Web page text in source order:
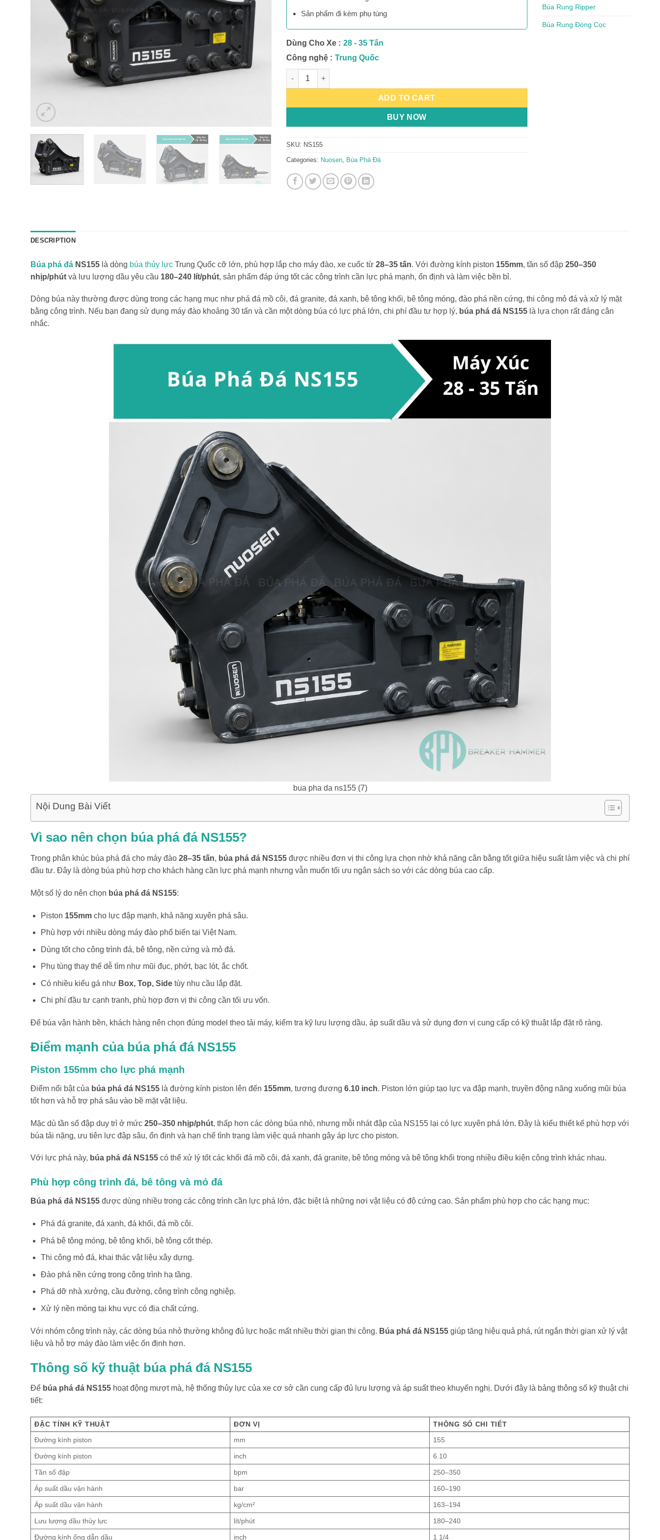
Sản phẩm đi kèm phụ tùng
Dùng Cho Xe : 28 - 35 Tấn
Công nghệ : Trung Quốc
Búa Phá Đá NS155 quantity
ADD TO CART
BUY NOW
SKU: NS155
Categories: Nuosen, Búa Phá Đá
Búa Rung Ripper
Búa Rung Đóng Cọc
DESCRIPTION
Búa phá đá NS155 là dòng búa thủy lực Trung Quốc cỡ lớn, phù hợp lắp cho máy đào, xe cuốc từ 28–35 tấn. Với đường kính piston 155mm, tần số đập 250–350
nhịp/phút và lưu lượng dầu yêu cầu 180–240 lít/phút, sản phẩm đáp ứng tốt các công trình cần lực phá mạnh, ổn định và làm việc bền bỉ.
Dòng búa này thường được dùng trong các hạng mục như phá đá mồ côi, đá granite, đá xanh, bê tông khối, bê tông móng, đào phá nền cứng, thi công mỏ đá và xử lý mặt
bằng công trình. Nếu bạn đang sử dụng máy đào khoảng 30 tấn và cần một dòng búa có lực phá lớn, chi phí đầu tư hợp lý, búa phá đá NS155 là lựa chọn rất đáng cân
nhắc.
bua pha da ns155 (7)
Nội Dung Bài Viết
Vì sao nên chọn búa phá đá NS155?
Trong phân khúc búa phá đá cho máy đào 28–35 tấn, búa phá đá NS155 được nhiều đơn vị thi công lựa chọn nhờ khả năng cân bằng tốt giữa hiệu suất làm việc và chi phí
đầu tư. Đây là dòng búa phù hợp cho khách hàng cần lực phá mạnh nhưng vẫn muốn tối ưu ngân sách so với các dòng búa cao cấp.
Một số lý do nên chọn búa phá đá NS155:
Piston 155mmcho lực đập mạnh, khả năng xuyên phá sâu.
Phù hợp với nhiều dòng máy đào phổ biến tại Việt Nam.
Dùng tốt cho công trình đá, bê tông, nền cứng và mỏ đá.
Phụ tùng thay thế dễ tìm như mũi đục, phớt, bạc lót, ắc chốt.
Có nhiều kiểu gá như Box, Top, Sidetùy nhu cầu lắp đặt.
Chi phí đầu tư cạnh tranh, phù hợp đơn vị thi công cần tối ưu vốn.
Để búa vận hành bền, khách hàng nên chọn đúng model theo tải máy, kiểm tra kỹ lưu lượng dầu, áp suất dầu và sử dụng đơn vị cung cấp có kỹ thuật lắp đặt rõ ràng.
Điểm mạnh của búa phá đá NS155
Piston 155mm cho lực phá mạnh
Điểm nổi bật của búa phá đá NS155 là đường kính piston lên đến 155mm, tương đương 6.10 inch. Piston lớn giúp tạo lực va đập mạnh, truyền động năng xuống mũi búa
tốt hơn và hỗ trợ phá sâu vào bề mặt vật liệu.
Mặc dù tần số đập duy trì ở mức 250–350 nhịp/phút, thấp hơn các dòng búa nhỏ, nhưng mỗi nhát đập của NS155 lại có lực xuyên phá lớn. Đây là kiểu thiết kế phù hợp với
búa tải nặng, ưu tiên lực đập sâu, ổn định và hạn chế tình trạng làm việc quá nhanh gây áp lực cho piston.
Với lực phá này, búa phá đá NS155 có thể xử lý tốt các khối đá mồ côi, đá xanh, đá granite, bê tông móng và bê tông khối trong nhiều điều kiện công trình khác nhau.
Phù hợp công trình đá, bê tông và mỏ đá
Búa phá đá NS155 được dùng nhiều trong các công trình cần lực phá lớn, đặc biệt là những nơi vật liệu có độ cứng cao. Sản phẩm phù hợp cho các hạng mục:
Phá đá granite, đá xanh, đá khối, đá mồ côi.
Phá bê tông móng, bê tông khối, bê tông cốt thép.
Thi công mỏ đá, khai thác vật liệu xây dựng.
Đào phá nền cứng trong công trình hạ tầng.
Phá dỡ nhà xưởng, cầu đường, công trình công nghiệp.
Xử lý nền móng tại khu vực có địa chất cứng.
Với nhóm công trình này, các dòng búa nhỏ thường không đủ lực hoặc mất nhiều thời gian thi công. Búa phá đá NS155 giúp tăng hiệu quả phá, rút ngắn thời gian xử lý vật
liệu và hỗ trợ máy đào làm việc ổn định hơn.
Thông số kỹ thuật búa phá đá NS155
Để búa phá đá NS155 hoạt động mượt mà, hệ thống thủy lực của xe cơ sở cần cung cấp đủ lưu lượng và áp suất theo khuyến nghị. Dưới đây là bảng thông số kỹ thuật chi
tiết:
ĐẶC TÍNH KỸ THUẬT ĐƠN VỊ
THÔNG SỐ CHI TIẾT
Đường kính piston
mm 155
Đường kính piston inch 6.10
Tần số đập bpm 250–350
Áp suất dầu vận hành bar 160–190
Áp suất dầu vận hành kg/cm² 163–194
Lưu lượng dầu thủy lực lít/phút 180–240
Đường kính ống dẫn dầu inch 1 1/4